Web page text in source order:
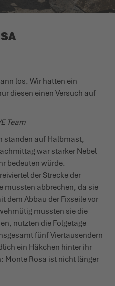
DIE BERGE NACH DIR
los. Wir hatten ein
diesen einen Versuch auf
Team
standen auf Halbmast,
war starker Nebel
bedeuten würde.
der Strecke der
mussten abbrechen, da sie
dem Abbau der Fixseile vor
mussten sie die
nutzten die Folgetage
fünf Vier­tau­sendern
ein Häkchen hinter ihr
Monte Rosa ist nicht länger